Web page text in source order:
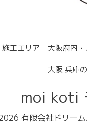
施工エリア 大阪府内・
大阪 兵庫
moi koti
有限会社ドリー